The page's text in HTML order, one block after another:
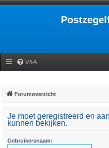
V&A
Forumoverzicht
Je moet geregistreerd en
kunnen bekijken.
Gebruikersnaam: